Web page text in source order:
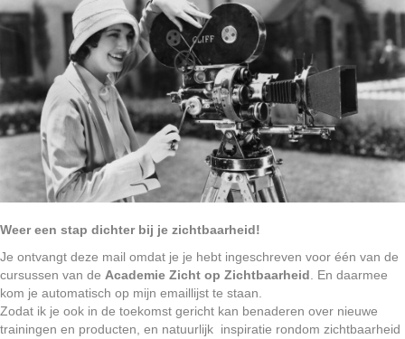
Weer een stap dichter bij je zichtbaarheid!
Je ontvangt deze mail omdat je je hebt ingeschreven voor één van de
cursussen van de Academie Zicht op Zichtbaarheid . En daarmee
kom je automatisch op mijn emaillijst te staan.
Zodat ik je ook in de toekomst gericht kan benaderen over nieuwe
trainingen en producten, en natuurlijk inspiratie rondom zichtbaarheid